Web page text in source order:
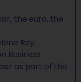
the euro, the
Rey,
Business
as part of the